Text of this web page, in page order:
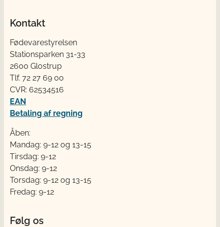
Kontakt
Fødevarestyrelsen
Stationsparken 31-33
2600 Glostrup
Tlf. 72 2​​​7 69 00
CVR: 62534516
EAN
Betaling af regning
Åben:
Mandag: 9-12 og 13-15
Tirsdag: 9-12
Onsdag: 9-12
Torsdag: 9-12 og 13-15
Fredag: 9-12
Følg os